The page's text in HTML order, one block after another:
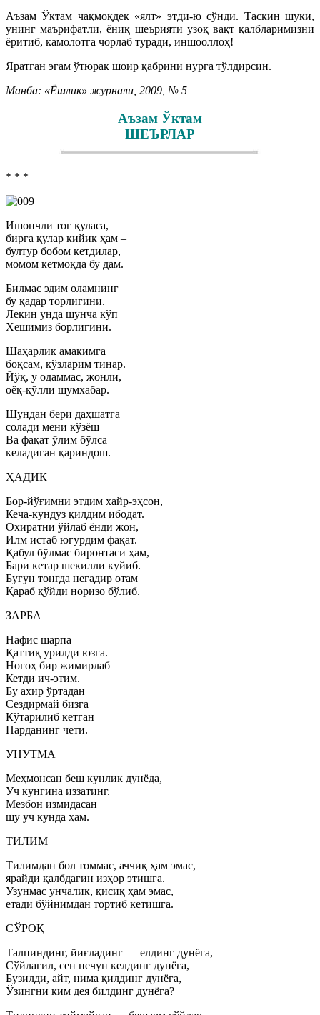
Аъзам Ўктам чақмоқдек «ялт» этди-ю сўнди. Таскин шуки,
унинг маърифатли, ёниқ шеърияти узоқ вақт қалбларимизни
ёритиб, камолотга чорлаб туради, иншооллоҳ!
Яратган эгам ўтюрак шоир қабрини нурга тўлдирсин.
Манба: «Ёшлик» журнали, 2009, № 5
Аъзам Ўктам
ШЕЪРЛАР
* * *
Ишончли тоғ қуласа,
бирга қулар кийик ҳам –
бултур бобом кетдилар,
момом кетмоқда бу дам.
Билмас эдим оламнинг
бу қадар торлигини.
Лекин унда шунча кўп
Хешимиз борлигини.
Шаҳарлик амакимга
боқсам, кўзларим тинар.
Йўқ, у одаммас, жонли,
оёқ-қўлли шумхабар.
Шундан бери даҳшатга
солади мени кўзёш
Ва фақат ўлим бўлса
келадиган қариндош.
ҲАДИК
Бор-йўғимни этдим хайр-эҳсон,
Кеча-кундуз қилдим ибодат.
Охиратни ўйлаб ёнди жон,
Илм истаб югурдим фақат.
Қабул бўлмас биронтаси ҳам,
Бари кетар шекилли куйиб.
Бугун тонгда негадир отам
Қараб қўйди норизо бўлиб.
ЗАРБА
Нафис шарпа
Қаттиқ урилди юзга.
Ногоҳ бир жимирлаб
Кетди ич-этим.
Бу ахир ўртадан
Сездирмай бизга
Кўтарилиб кетган
Парданинг чети.
УНУТМА
Меҳмонсан беш кунлик дунёда,
Уч кунгина иззатинг.
Мезбон измидасан
шу уч кунда ҳам.
ТИЛИМ
Тилимдан бол томмас, аччиқ ҳам эмас,
ярайди қалбдагин изҳор этишга.
Узунмас унчалик, қисиқ ҳам эмас,
етади бўйнимдан тортиб кетишга.
СЎРОҚ
Талпиндинг, йиғладинг — елдинг дунёга,
Сўйлагил, сен нечун келдинг дунёга,
Бузилди, айт, нима қилдинг дунёга,
Ўзингни ким дея билдинг дунёга?